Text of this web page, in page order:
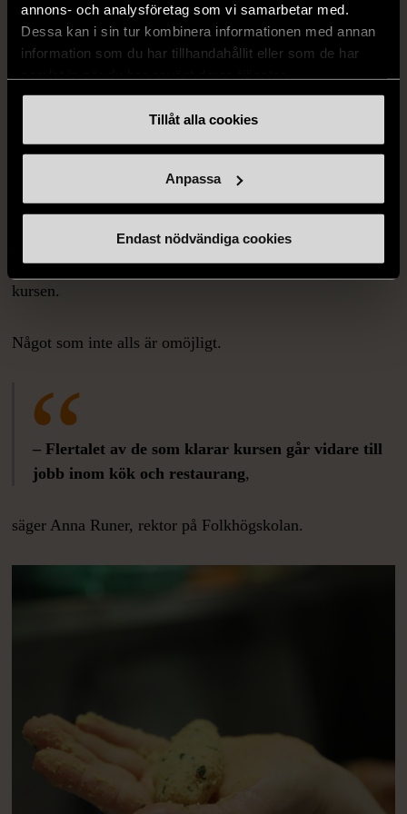
annons- och analysföretag som vi samarbetar med.
Dessa kan i sin tur kombinera informationen med annan
information som du har tillhandahållit eller som de har
Tillåt alla cookies
Anpassa
Endast nödvändiga cookies
sociala behovet stort, berättar Jenni.
det gäller mängd, här på kursen lär de sig om mått och de
svenska namnen på maträtter, råvaror och allt som hör till
matlagning. Det är också något av det bästa med att
– Förut visste jag inte det svenska namnet på maträtter,
men det lär vi oss här. Det är väldigt bra. Nu vet jag allt,
skrattar Fadime, som ser fram emot att hitta ett jobb efter
kursen.
Något som inte alls är omöjligt.
– Flertalet av de som klarar kursen går vidare till
jobb inom kök och restaurang,
säger Anna Runer, rektor på Folkhögskolan.